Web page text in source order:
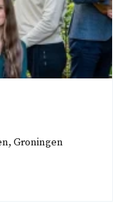
Groningen